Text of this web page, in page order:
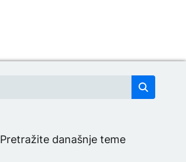
Pretražite današnje teme